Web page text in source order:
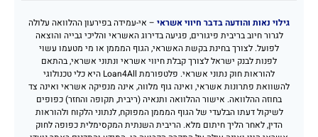
גילוי נאות והודעה בדבר חיווי אשראי – אי-עמידה בפירעון ההלוואה עלולה
לגרור חיוב בריבית פיגורים, פגיעה בדירוג האשראי והליכי גבייה והוצאה
לפועל. לצורך בחינת בקשת האשראי, הגוף המממן או מי מטעמו עשוי
לפנות לבנק ישראל לצורך קבלת חיווי אשראי ונתוני אשראי, בהתאם
להוראות חוק נתוני אשראי. פלטפורמת Loan4All היא כלי טכנולוגי
להשוואת פתרונות אשראי, ואינה גוף מלווה, אינה מנפיקה אשראי ואינה צד
בחוזה ההלוואה. אישור ההלוואה ותנאיה (ריבית, תקופה והחזר) כפופים
לשיקול דעתו הבלעדי של הגוף המממן המפוקח, לנתוני הלקוח ולהוראות
הדין, לאחר הליך חיתום מלא. הריבית השנתית המקסימלית כפופה לחוק